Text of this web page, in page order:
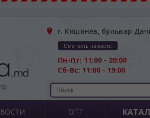
г. Кишинев, бульвар
Смотреть на карте
Пн-Пт: 11:00 - 20:00
Сб-Вс: 11:00 - 19:00
ОПТ